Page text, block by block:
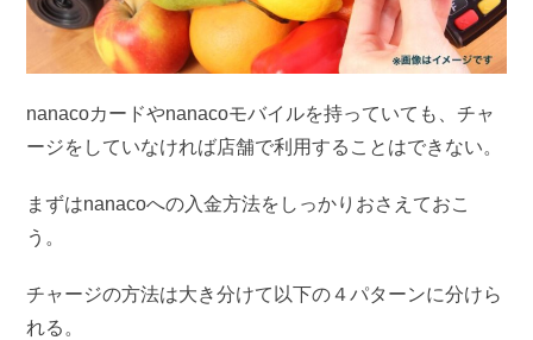
nanacoカードやnanacoモバイルを持っていても、チャ
ージをしていなければ店舗で利用することはできない。
まずはnanacoへの入金方法をしっかりおさえておこ
う。
チャージの方法は大き分けて以下の４パターンに分けら
れる。